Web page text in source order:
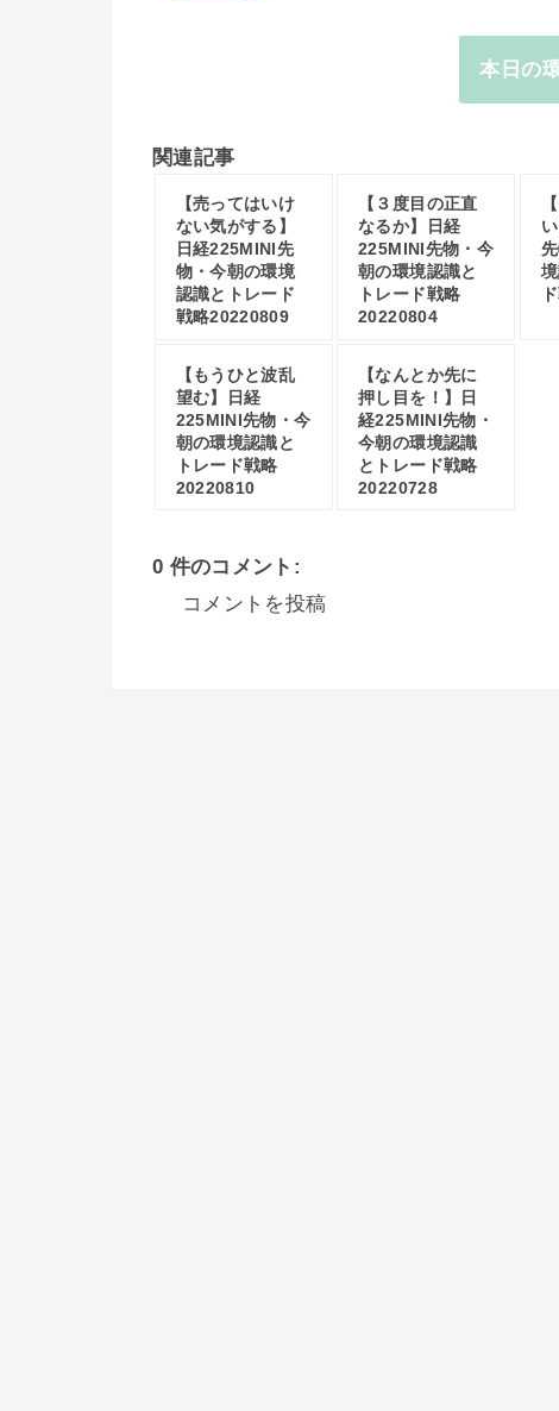
本日の
関連記事
【売ってはいけ
ない気がする】
日経225MINI先
物・今朝の環境
認識とトレード
戦略20220809
【３度目の正直
なるか】日経
225MINI先物・今
朝の環境認識と
トレード戦略
20220804
【もうひと波乱
望む】日経
225MINI先物・今
朝の環境認識と
トレード戦略
20220810
【なんとか先に
押し目を！】日
経225MINI先物・
今朝の環境認識
とトレード戦略
20220728
0 件のコメント:
コメントを投稿